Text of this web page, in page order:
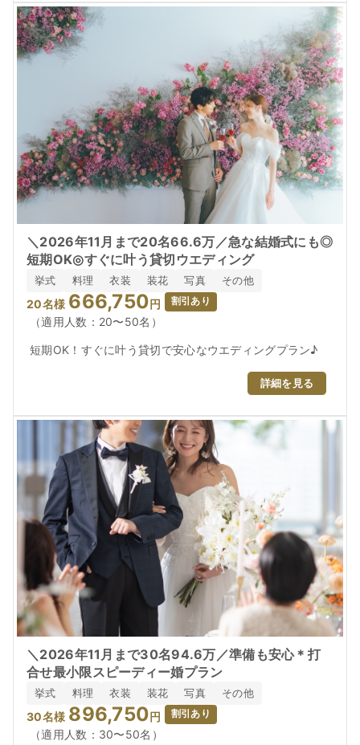
＼2026年11月まで20名66.6万／急な結婚式にも◎
短期OK◎すぐに叶う貸切ウエディング
挙式 料理 衣装 装花 写真 その他
20名様 666,750円 割引あり
（適用人数：20〜50名）
短期OK！すぐに叶う貸切で安心なウエディングプラン♪
詳細を見る
＼2026年11月まで30名94.6万／準備も安心＊打
合せ最小限スピーディー婚プラン
挙式 料理 衣装 装花 写真 その他
30名様 896,750円 割引あり
（適用人数：30〜50名）